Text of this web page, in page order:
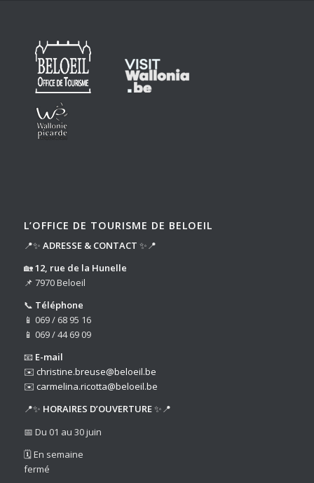
L’OFFICE DE TOURISME DE BELOEIL
📍✨ ADRESSE & CONTACT ✨📍
🏡12, rue de la Hunelle
📌 7970 Beloeil
📞 Téléphone
📱 069 / 68 95 16
📱 069 / 44 69 09
📧 E-mail
✉️ christine.breuse@beloeil.be
✉️ carmelina.ricotta@beloeil.be
📍✨ HORAIRES D’OUVERTURE✨📍
📅 Du 01 au 30 juin
🗓️ En semaine
fermé